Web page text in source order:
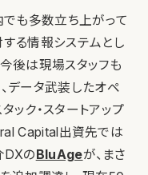
も多数立ち上がって
る情報システムとし
後は現場スタッフも
データ武装したオペ
ック・スタートアップ
Capital出資先では
DXのBluAgeが、まさ